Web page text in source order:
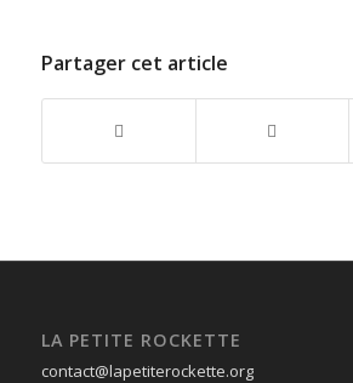
Partager cet article
LA PETITE ROCKETTE
contact@lapetiterockette.org